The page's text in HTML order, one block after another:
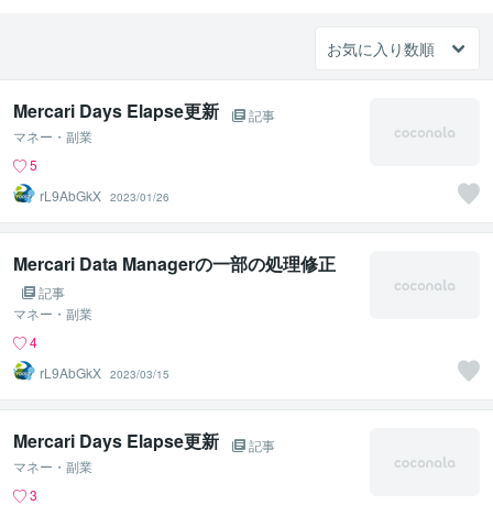
Mercari Days Elapse更新
記事
マネー・副業
5
rL9AbGkX 2023/01/26
Mercari Data Managerの一部の処理修正
記事
マネー・副業
4
rL9AbGkX 2023/03/15
Mercari Days Elapse更新
記事
マネー・副業
3